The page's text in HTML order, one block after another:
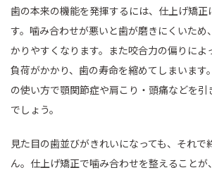
歯の本来の機能を発揮するには、仕上げ矯正
す。噛み合わせが悪いと歯が磨きにくいため
かりやすくなります。また咬合力の偏りによ
負荷がかかり、歯の寿命を縮めてしまいます
の使い方で顎関節症や肩こり・頭痛などを引
でしょう。
見た目の歯並びがきれいになっても、それで
ん。仕上げ矯正で噛み合わせを整えること